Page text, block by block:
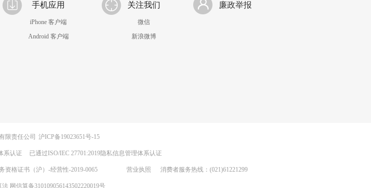
手机应用
iPhone 客户端
Android 客户端
关注我们
微信
新浪微博
廉政举报
限责任公司 沪ICP备19023651号-15
系认证 已通过ISO/IEC 27701:2019隐私信息管理体系认证
资格证书（沪）-经营性-2019-0065 营业执照 消费者服务热线：(021)61221299
网信算备310109056143502220019号